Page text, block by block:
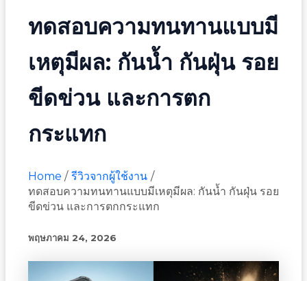
ทดสอบความทนทานแบบมี
เหตุมีผล: กันน้ำ กันฝุ่น รอย
ขีดข่วน และการตก
กระแทก
Home
รีวิวจากผู้ใช้งาน
ทดสอบความทนทานแบบมีเหตุมีผล: กันน้ำ กันฝุ่น รอย
ขีดข่วน และการตกกระแทก
พฤษภาคม 24, 2026